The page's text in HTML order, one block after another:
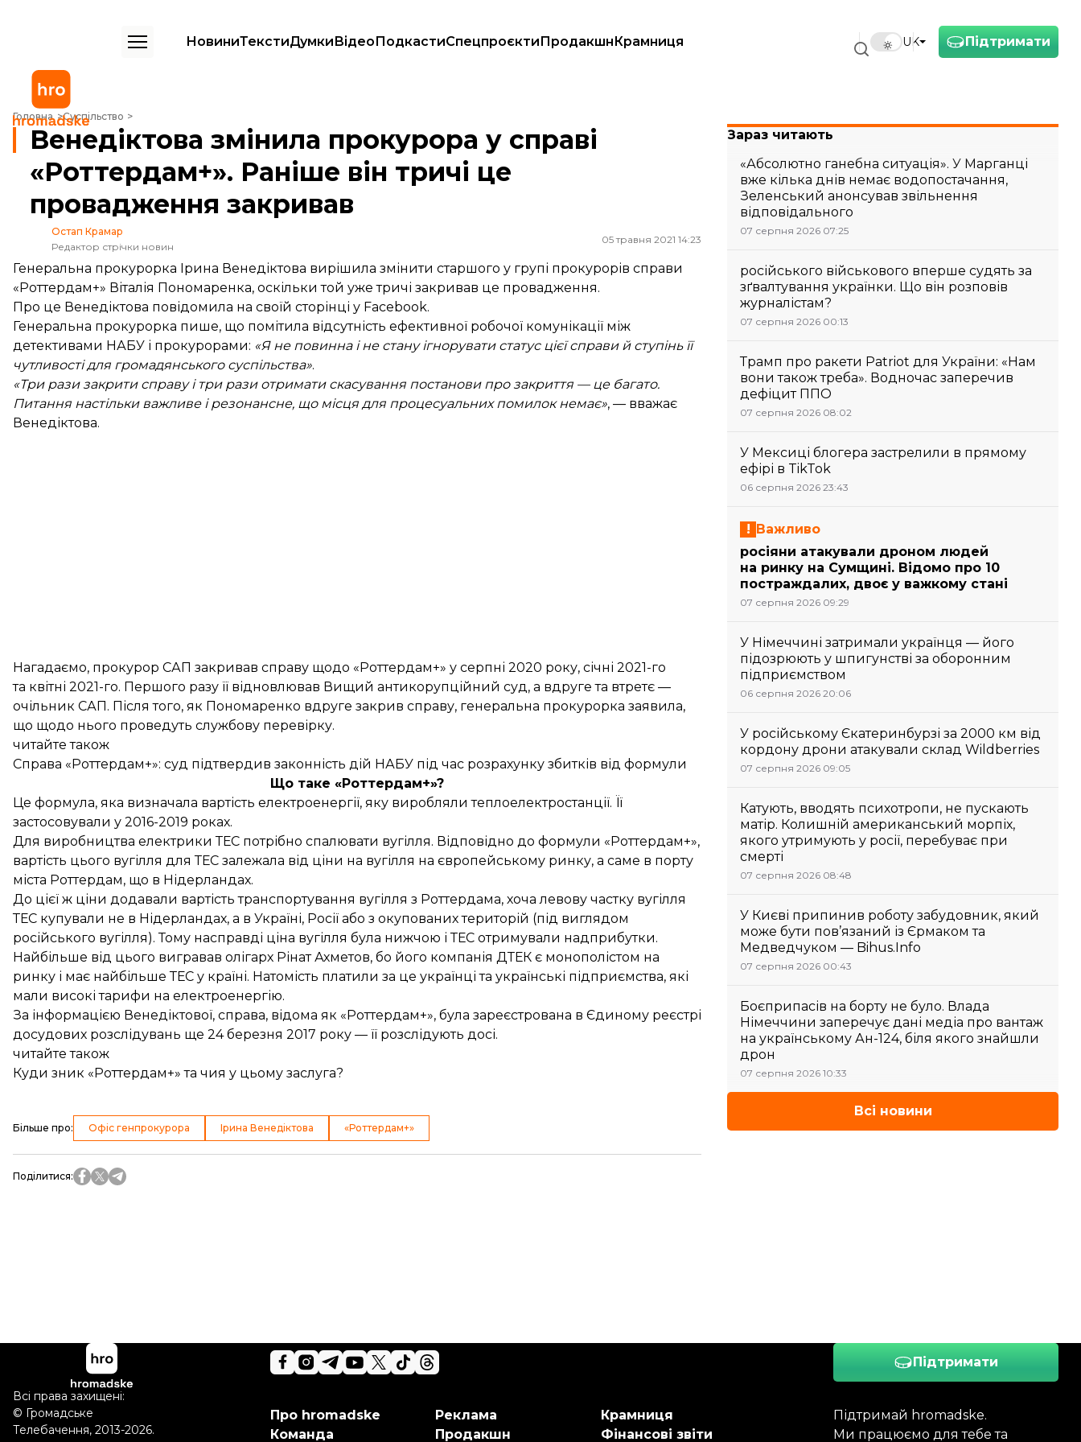
Підтримати
UK
НовиниТекстиДумкиВідеоПодкастиСпецпроєктиПродакшнКрамниця
Головна Суспільство
Венедіктова змінила прокурора у справі «Роттердам+». Раніше він тричі це провадження закривав
Венедіктова змінила прокурора у справі
«Роттердам+». Раніше він тричі це
провадження закривав
Остап Крамар
Редактор стрічки новин
05 травня 2021 14:23
Генеральна прокурорка Ірина Венедіктова вирішила змінити старшого у групі прокурорів справи
«Роттердам+» Віталія Пономаренка, оскільки той уже тричі закривав це провадження.
Про це Венедіктова повідомила на своїй сторінці у Facebook.
Генеральна прокурорка пише, що помітила відсутність ефективної робочої комунікації між
детективами НАБУ і прокурорами: «Я не повинна і не стану ігнорувати статус цієї справи й ступінь її
чутливості для громадянського суспільства».
«Три рази закрити справу і три рази отримати скасування постанови про закриття — це багато.
Питання настільки важливе і резонансне, що місця для процесуальних помилок немає», — вважає
Венедіктова.
Нагадаємо, прокурор САП закривав справу щодо «Роттердам+» у серпні 2020 року, січні 2021-го
та квітні 2021-го. Першого разу її відновлював Вищий антикорупційний суд, а вдруге та втретє —
очільник САП. Після того, як Пономаренко вдруге закрив справу, генеральна прокурорка заявила,
що щодо нього проведуть службову перевірку.
читайте також
Справа «Роттердам+»: суд підтвердив законність дій НАБУ під час розрахунку збитків від формули
Що таке «Роттердам+»?
Це формула, яка визначала вартість електроенергії, яку виробляли теплоелектростанції. Її
застосовували у 2016-2019 роках.
Для виробництва електрики ТЕС потрібно спалювати вугілля. Відповідно до формули «Роттердам+»,
вартість цього вугілля для ТЕС залежала від ціни на вугілля на європейському ринку, а саме в порту
міста Роттердам, що в Нідерландах.
До цієї ж ціни додавали вартість транспортування вугілля з Роттердама, хоча левову частку вугілля
ТЕС купували не в Нідерландах, а в Україні, Росії або з окупованих територій (під виглядом
російського вугілля). Тому насправді ціна вугілля була нижчою і ТЕС отримували надприбутки.
Найбільше від цього вигравав олігарх Рінат Ахметов, бо його компанія ДТЕК є монополістом на
ринку і має найбільше ТЕС у країні. Натомість платили за це українці та українські підприємства, які
мали високі тарифи на електроенергію.
За інформацією Венедіктової, справа, відома як «Роттердам+», була зареєстрована в Єдиному реєстрі
досудових розслідувань ще 24 березня 2017 року — її розслідують досі.
читайте також
Куди зник «Роттердам+» та чия у цьому заслуга?
Більше про: Офіс генпрокурора Ірина Венедіктова «Роттердам+»
Поділитися:
Зараз читають
«Абсолютно ганебна ситуація». У Марганці
вже кілька днів немає водопостачання,
Зеленський анонсував звільнення
відповідального
07 серпня 2026 07:25
російського військового вперше судять за
зґвалтування українки. Що він розповів
журналістам?
07 серпня 2026 00:13
Трамп про ракети Patriot для України: «Нам
вони також треба». Водночас заперечив
дефіцит ППО
07 серпня 2026 08:02
У Мексиці блогера застрелили в прямому
ефірі в TikTok
06 серпня 2026 23:43
Важливо
росіяни атакували дроном людей
на ринку на Сумщині. Відомо про 10
постраждалих, двоє у важкому стані
07 серпня 2026 09:29
У Німеччині затримали українця — його
підозрюють у шпигунстві за оборонним
підприємством
06 серпня 2026 20:06
У російському Єкатеринбурзі за 2000 км від
кордону дрони атакували склад Wildberries
07 серпня 2026 09:05
Катують, вводять психотропи, не пускають
матір. Колишній американський морпіх,
якого утримують у росії, перебуває при
смерті
07 серпня 2026 08:48
У Києві припинив роботу забудовник, який
може бути пов’язаний із Єрмаком та
Медведчуком — Bihus.Info
07 серпня 2026 00:43
Боєприпасів на борту не було. Влада
Німеччини заперечує дані медіа про вантаж
на українському Ан-124, біля якого знайшли
дрон
07 серпня 2026 10:33
Всі новини
Підтримати
Підтримай hromadske.
Ми працюємо для тебе та
Про hromadske
Команда
Реклама
Продакшн
Крамниця
Фінансові звіти
Всі права захищені:
© Громадське
Телебачення, 2013-2026.